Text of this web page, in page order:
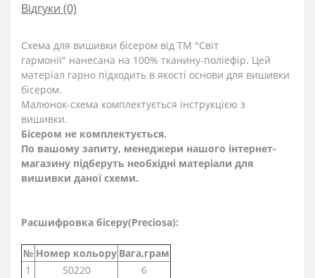
Відгуки (0)
Схема для вишивки бісером від ТМ "Світ
гармонії" нанесана на 100% тканину-поліефір. Цей
матеріал гарно підходить в якості основи для вишивки
бісером.
Малюнок-схема комплектується інструкцією з
вишивки.
Бісером не комплектується.
По вашому запиту, менеджери нашого інтернет-
магазину підберуть необхідні матеріали для
вишивки даної схеми.
Расшифровка бісеру(Preciosa):
№ Номер кольору Вага,грам
1
50220
6